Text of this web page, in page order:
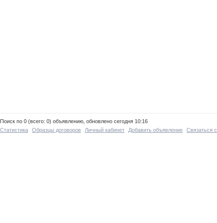
Поиск по 0 (всего: 0) объявлению, обновлено сегодня 10:16
Статистика
Образцы договоров Личный кабинет Добавить объявление Связаться